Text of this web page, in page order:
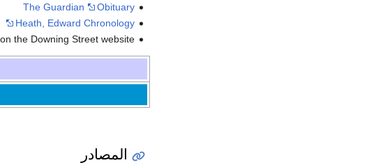
The Guardian
Obituary
Heath, Edward Chronology
on the Downing Street website.
المصادر